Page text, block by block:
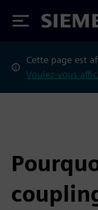
Siemens
Cette page est
Voulez-vous